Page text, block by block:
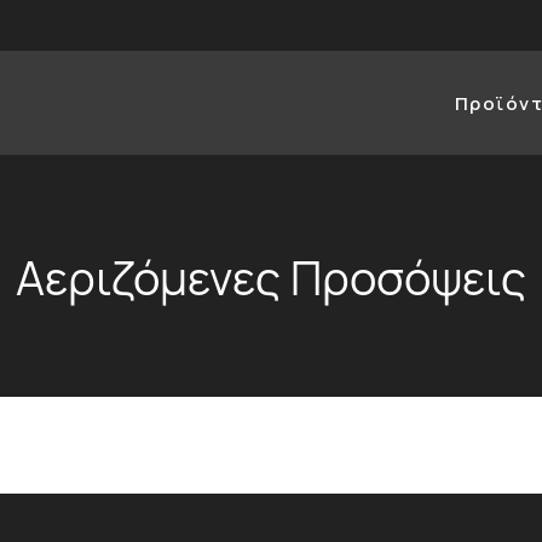
Αεριζόμενες Προσόψεις